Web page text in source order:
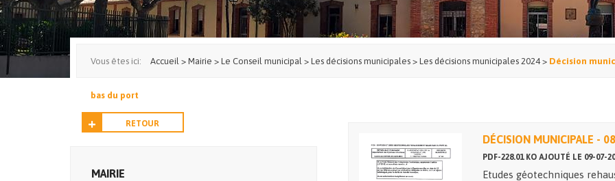
Vous êtes ici: Accueil > Mairie > Le Conseil municipal > Les décisions municipales > Les décisions municipales 2024 > Décision
bas du port
RETOUR
MAIRIE
DÉCISION MUNICIPALE -
PDF-228.01 KO AJOUTÉ LE 09-07-
Etudes géotechniques